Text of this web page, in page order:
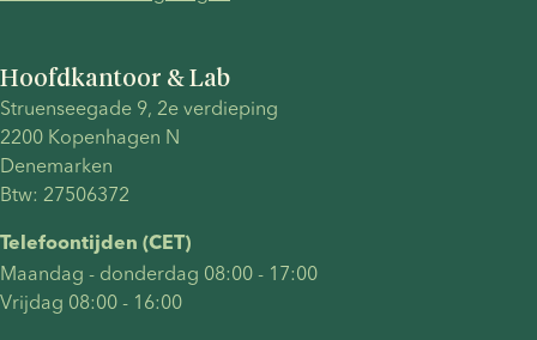
Hoofdkantoor & Lab
Struenseegade 9, 2e verdieping
2200 Kopenhagen N
Denemarken
Btw: 27506372
Telefoontijden (CET)
Maandag - donderdag 08:00 - 17:00
Vrijdag 08:00 - 16:00